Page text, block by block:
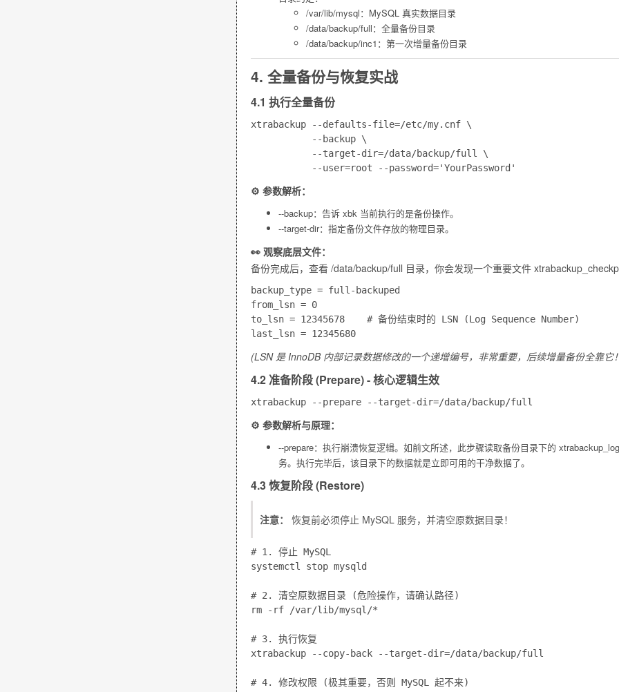
/var/lib/mysql：MySQL 真实数据目录
/data/backup/full：全量备份目录
/data/backup/inc1 ：第一次增量备份目录
4. 全量备份与恢复实战
4.1 执行全量备份
xtrabackup --defaults-file=/etc/my.cnf \
           --backup \
           --target-dir=/data/backup/full \
⚙️ 参数解析：
--backup：告诉 xbk 当前执行的是备份操作。
--target-dir：指定备份文件存放的物理目录。
👀 观察底层文件：
备份完成后，查看 /data/backup/full 目录，你会发现一个重要文件
backup_type = full-backuped
from_lsn = 0
to_lsn = 12345678    # 备份结束时的 LSN (Log Sequence Number)
(LSN 是 InnoDB 内部记录数据修改的一个递增编号，非常重要，后续增量备份全靠它
4.2 准备阶段 (Prepare) - 核心逻辑生效
⚙️ 参数解析与原理：
--prepare：执行崩溃恢复逻辑。如前文所述，此步骤读取备份目录下的
务。执行完毕后，该目录下的数据就是立即可用的干净数据了。
4.3 恢复阶段 (Restore)
注意： 恢复前必须停止 MySQL 服务，并清空原数据目录！
# 1. 停止 MySQL
systemctl stop mysqld
# 2. 清空原数据目录 (危险操作，请确认路径)
rm -rf /var/lib/mysql/*
# 3. 执行恢复
xtrabackup --copy-back --target-dir=/data/backup/full
# 4. 修改权限 (极其重要，否则 MySQL 起不来)